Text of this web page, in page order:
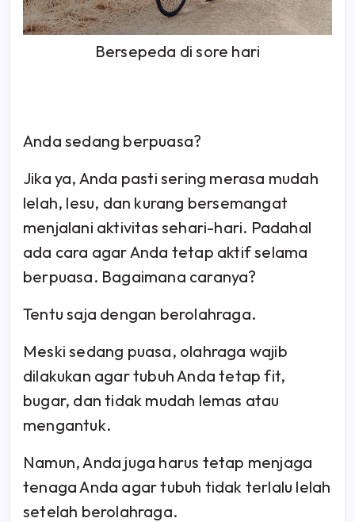
Bersepeda di sore hari
Anda sedang berpuasa?
Jika ya, Anda pasti sering merasa mudah
lelah, lesu, dan kurang bersemangat
menjalani aktivitas sehari-hari. Padahal
ada cara agar Anda tetap aktif selama
berpuasa. Bagaimana caranya?
Tentu saja dengan berolahraga.
Meski sedang puasa, olahraga wajib
dilakukan agar tubuh Anda tetap fit,
bugar, dan tidak mudah lemas atau
mengantuk.
Namun, Anda juga harus tetap menjaga
tenaga Anda agar tubuh tidak terlalu lelah
setelah berolahraga.